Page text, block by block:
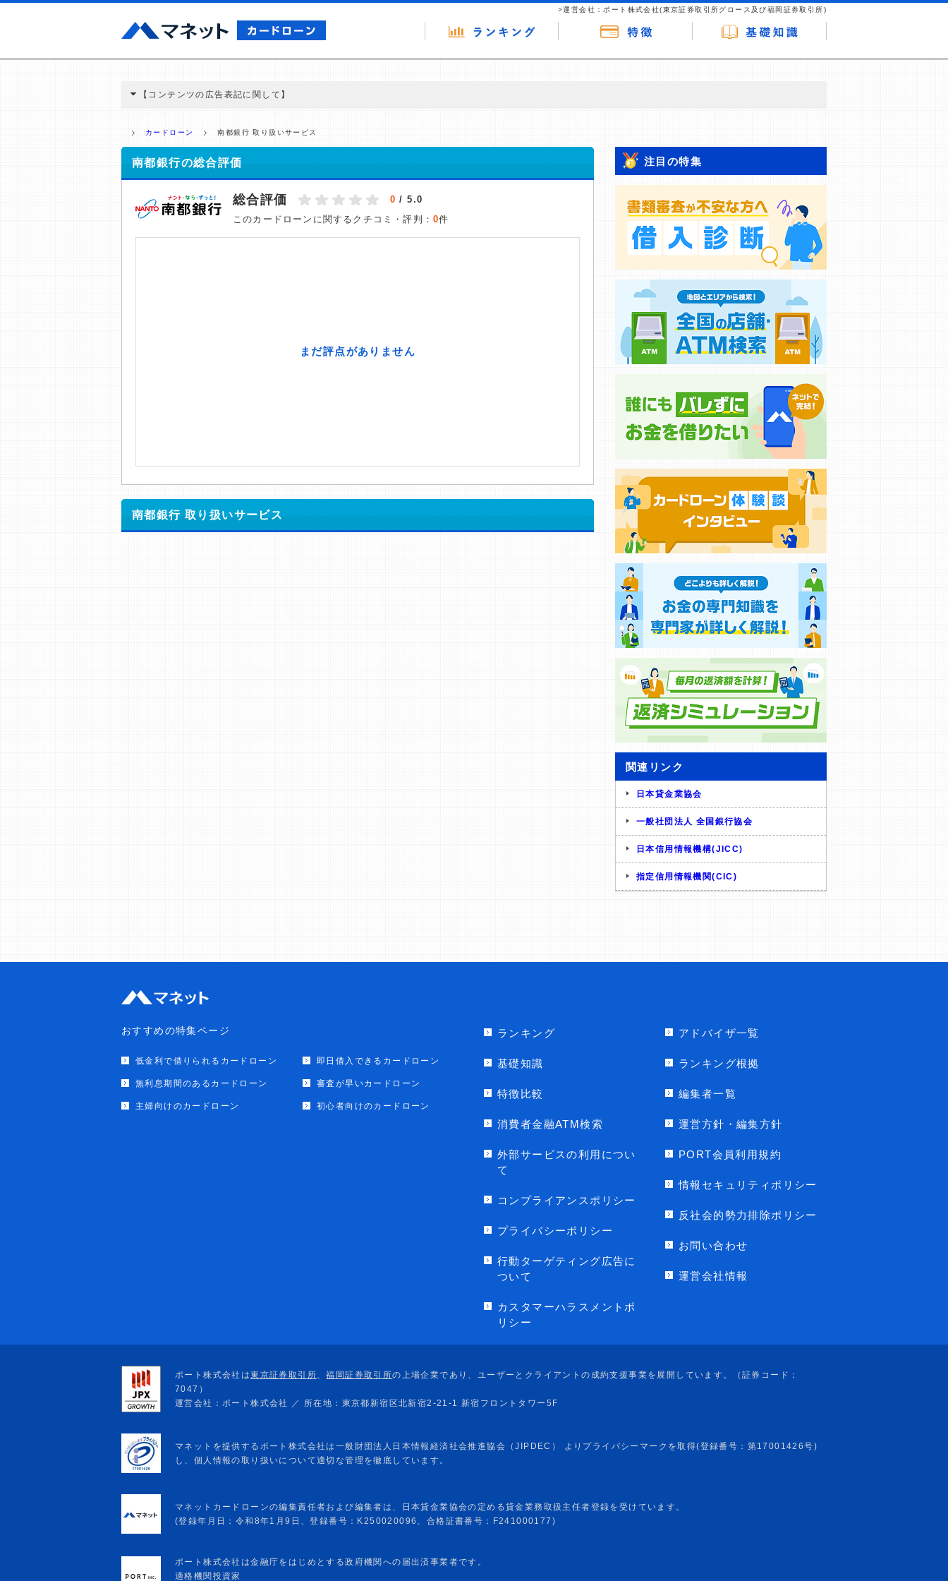
>運営会社：ポート株式会社(東京証券取引所グロース及び福岡証券取引所)
【コンテンツの広告表記に関して】
ミ収集などに基づき、公平性を担保した情報提供を行っています。
>提携企業一覧
カードローン 南都銀行 取り扱いサービス
南都銀行の総合評価
総合評価 0 / 5.0
このカードローンに関するクチコミ・評判： 0件
南都銀行 取り扱いサービス
注目の特集
関連リンク
日本貸金業協会
一般社団法人 全国銀行協会
日本信用情報機構(JICC)
指定信用情報機関(CIC)
おすすめの特集ページ
低金利で借りられるカードローン 即日借入できるカードローン
無利息期間のあるカードローン 審査が早いカードローン
主婦向けのカードローン 初心者向けのカードローン
ランキング
基礎知識
特徴比較
消費者金融ATM検索
外部サービスの利用につい
て
コンプライアンスポリシー
プライバシーポリシー
行動ターゲティング広告に
ついて
カスタマーハラスメントポ
リシー
アドバイザ一覧
ランキング根拠
編集者一覧
運営方針・編集方針
PORT会員利用規約
情報セキュリティポリシー
反社会的勢力排除ポリシー
お問い合わせ
運営会社情報
マネットカードローンの編集責任者および編集者は、日本貸金業協会の定める貸金業務取扱主任者登録を受けています。
(登録年月日：令和8年1月9日、登録番号：K250020096、合格証書番号：F241000177)
ポート株式会社は金融庁をはじめとする政府機関への届出済事業者です。
適格機関投資家